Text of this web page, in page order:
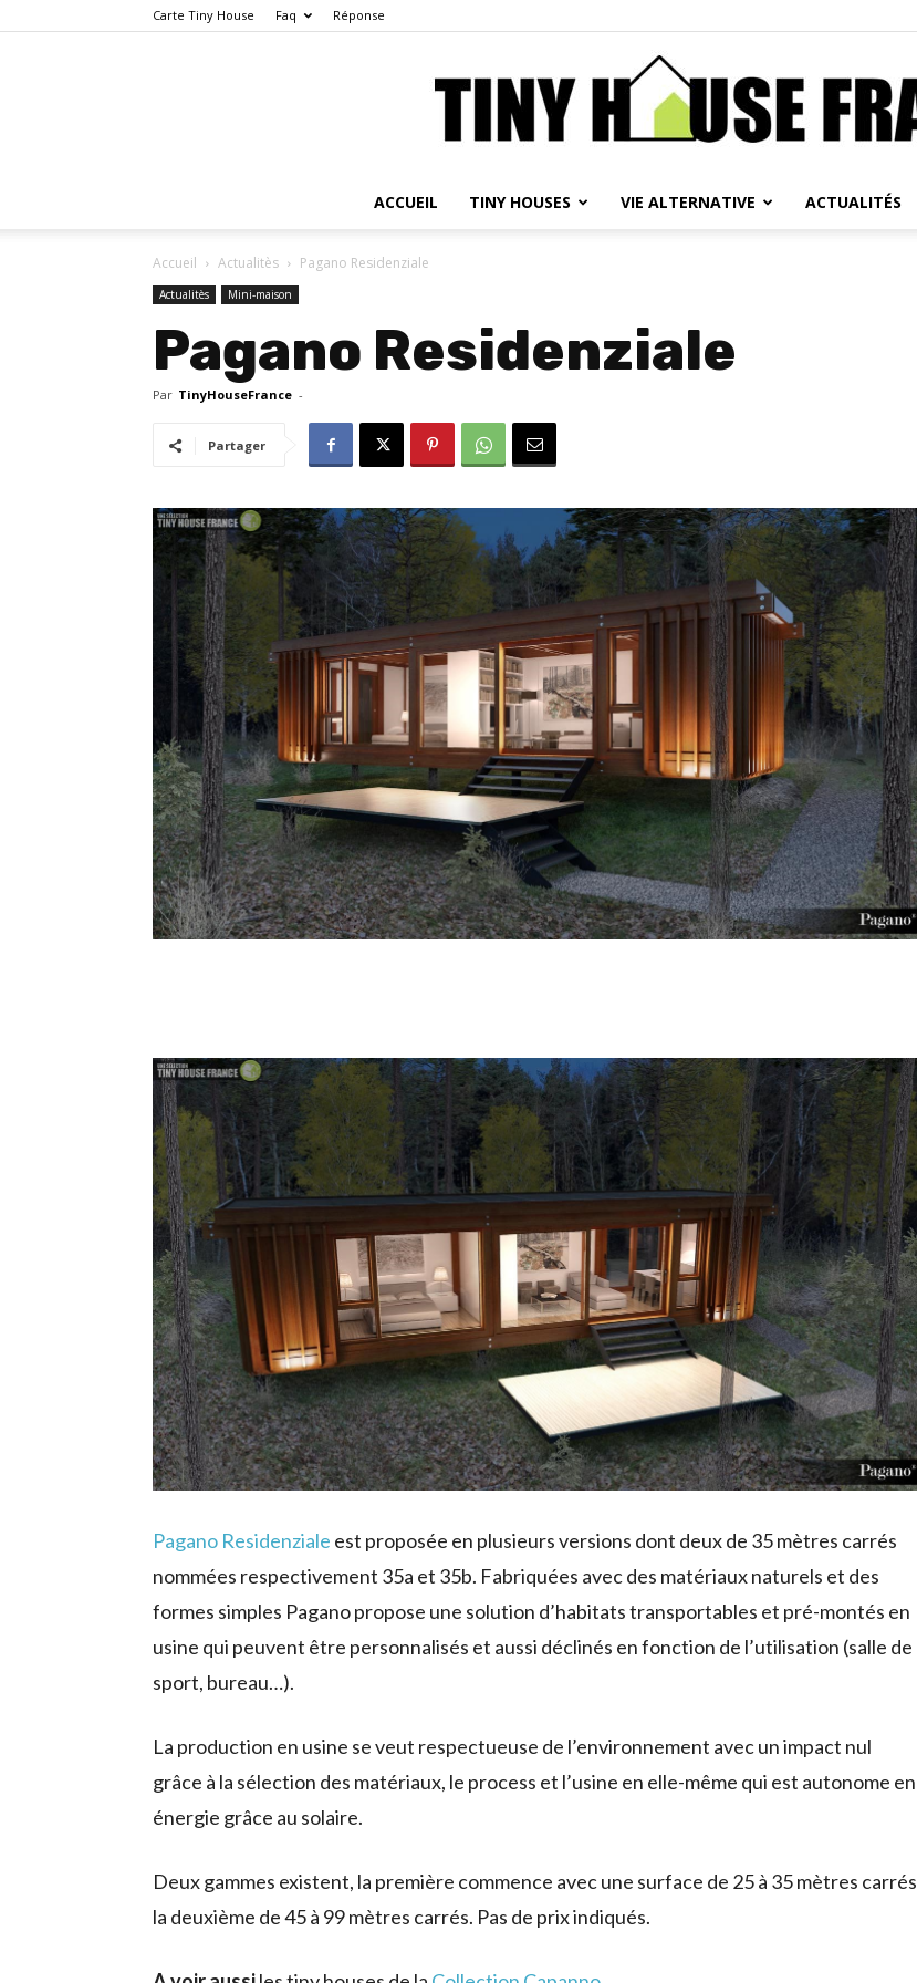
Carte Tiny House Faq Réponse
France
ACCUEIL TINY HOUSES VIE ALTERNATIVE ACTUALITÉS
Accueil Actualitès Pagano Residenziale
Actualitès Mini-maison
Pagano Residenziale
Par TinyHouseFrance -
Partager
Pagano Residenziale est proposée en plusieurs versions dont deux de 35 mètres carrés
nommées respectivement 35a et 35b. Fabriquées avec des matériaux naturels et des
formes simples Pagano propose une solution d’habitats transportables et pré-montés en
usine qui peuvent être personnalisés et aussi déclinés en fonction de l’utilisation (salle de
sport, bureau…).
La production en usine se veut respectueuse de l’environnement avec un impact nul
grâce à la sélection des matériaux, le process et l’usine en elle-même qui est autonome en
énergie grâce au solaire.
Deux gammes existent, la première commence avec une surface de 25 à 35 mètres carrés
la deuxième de 45 à 99 mètres carrés. Pas de prix indiqués.